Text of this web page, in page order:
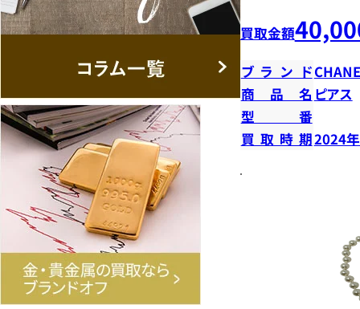
買取金額
ブランド
商品名 ピアス
型番
買取時期2024